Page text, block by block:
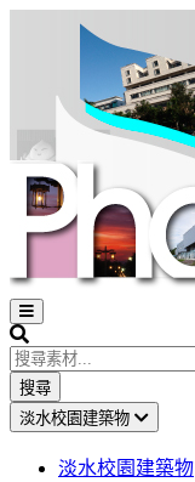
Open
sidebar
Search
搜尋
淡水校園建築物
淡水校園建築物